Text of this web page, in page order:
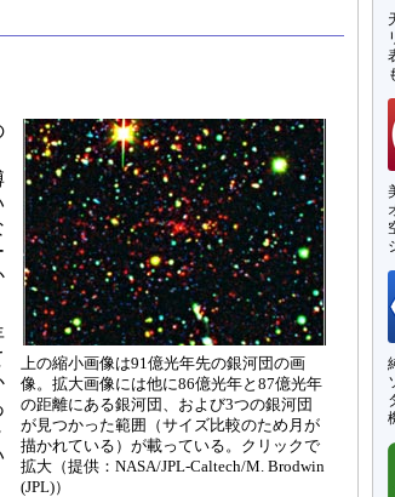
上の縮小画像は91億光年先の銀河団の画
像。拡大画像には他に86億光年と87億光年
の距離にある銀河団、および3つの銀河団
が見つかった範囲（サイズ比較のため月が
描かれている）が載っている。クリックで
拡大（提供：NASA/JPL-Caltech/M. Brodwin
(JPL)）